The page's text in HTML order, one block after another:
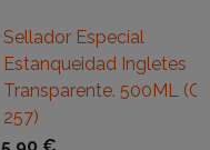
Sellador Especial
Estanqueidad Ingletes
Transparente. 500ML
257)